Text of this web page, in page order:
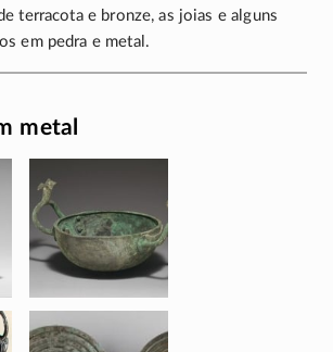
terracota e bronze, as joias e alguns
em pedra e metal.
metal